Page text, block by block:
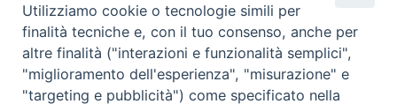
visione a persone adulte. D
nazione:Francia
Utilizziamo cookie o tecnologie simili per
finalità tecniche e, con il tuo consenso, anche per
altre finalità ("interazioni e funzionalità semplici",
"miglioramento dell'esperienza", "misurazione" e
"targeting e pubblicità") come specificato nella